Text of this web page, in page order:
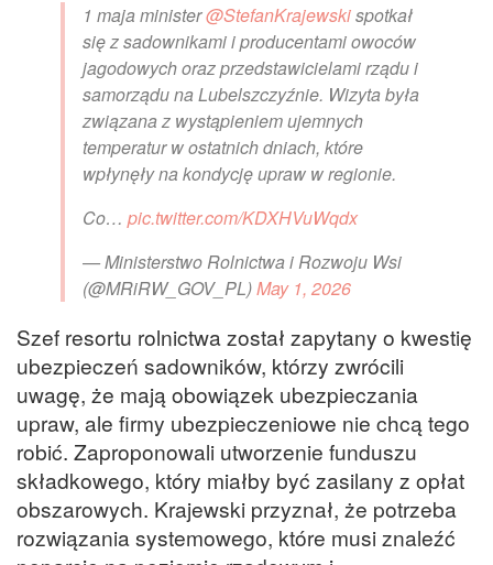
1 maja minister@StefanKrajewskispotkał
się z sadownikami i producentami owoców
jagodowych oraz przedstawicielami rządu i
samorządu na Lubelszczyźnie. Wizyta była
związana z wystąpieniem ujemnych
temperatur w ostatnich dniach, które
wpłynęły na kondycję upraw w regionie.
Co… pic.twitter.com/KDXHVuWqdx
— Ministerstwo Rolnictwa i Rozwoju Wsi
(@MRiRW_GOV_PL)May 1, 2026
Szef resortu rolnictwa został zapytany o kwestię
ubezpieczeń sadowników, którzy zwrócili
uwagę, że mają obowiązek ubezpieczania
upraw, ale firmy ubezpieczeniowe nie chcą tego
robić. Zaproponowali utworzenie funduszu
składkowego, który miałby być zasilany z opłat
obszarowych. Krajewski przyznał, że potrzeba
rozwiązania systemowego, które musi znaleźć